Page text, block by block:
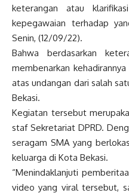
keterangan atau
kepegawaian terhadap
Senin, (12/09/22).
Bahwa berdasarkan
membenarkan
atas undangan dari salah
Bekasi.
Kegiatan tersebut
staf Sekretariat DPRD.
seragam SMA yang
keluarga di Kota Bekasi.
“Menindaklanjuti
video yang viral tersebut,